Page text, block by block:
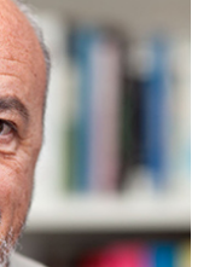
personal y
equipos y